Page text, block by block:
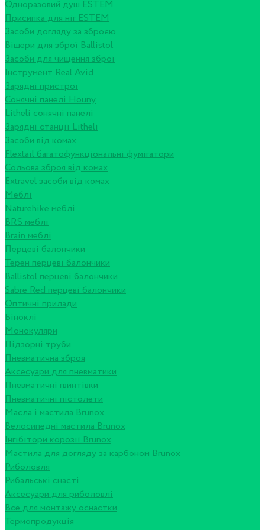
Одноразовий душ ESTEM
Присипка для ніг ESTEM
Засоби догляду за зброєю
Вішери для зброї Ballistol
Засоби для чищення зброї
Інструмент Real Avid
Зарядні пристрої
Сонячні панелі Houny
Litheli сонячні панелі
Зарядні станції Litheli
Засоби від комах
Flextail багатофункціональні фумігатори
Сольова зброя від комах
Extravel засоби від комах
Меблі
Naturehike меблі
BRS меблі
Brain меблі
Перцеві балончики
Терен перцеві балончики
Ballistol перцеві балончики
Sabre Red перцеві балончики
Оптичні прилади
Біноклі
Монокуляри
Підзорні труби
Пневматична зброя
Аксесуари для пневматики
Пневматичні гвинтівки
Пневматичні пістолети
Масла і мастила Brunox
Велосипедні мастила Brunox
Інгібітори корозії Brunox
Мастила для догляду за карбоном Brunox
Риболовля
Рибальські снасті
Аксесуари для риболовлі
Все для монтажу оснастки
Термопродукція